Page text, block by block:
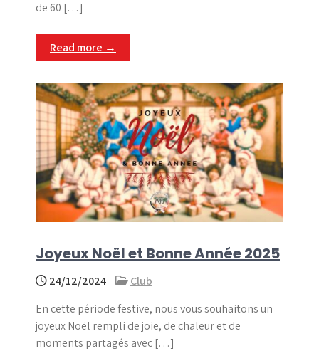
de 60 […]
Read more →
Joyeux Noël et Bonne Année 2025
24/12/2024
Club
En cette période festive, nous vous souhaitons un
joyeux Noël rempli de joie, de chaleur et de
moments partagés avec […]